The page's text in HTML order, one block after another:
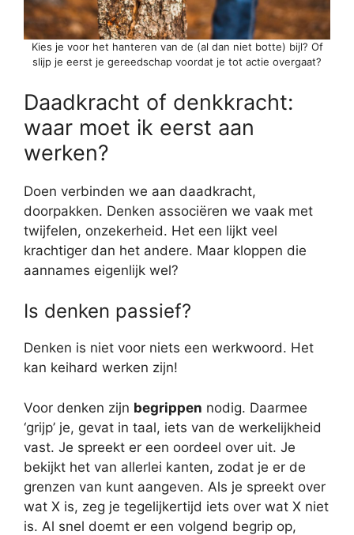
Kies je voor het hanteren van de (al dan niet botte) bijl? Of
slijp je eerst je gereedschap voordat je tot actie overgaat?
Daadkracht of denkkracht:
waar moet ik eerst aan
werken?
Doen verbinden we aan daadkracht,
doorpakken. Denken associëren we vaak met
twijfelen, onzekerheid. Het een lijkt veel
krachtiger dan het andere. Maar kloppen die
aannames eigenlijk wel?
Is denken passief?
Denken is niet voor niets een werkwoord. Het
kan keihard werken zijn!
Voor denken zijn begrippen nodig. Daarmee
‘grijp’ je, gevat in taal, iets van de werkelijkheid
vast. Je spreekt er een oordeel over uit. Je
bekijkt het van allerlei kanten, zodat je er de
grenzen van kunt aangeven. Als je spreekt over
wat X is, zeg je tegelijkertijd iets over wat X niet
is. Al snel doemt er een volgend begrip op,